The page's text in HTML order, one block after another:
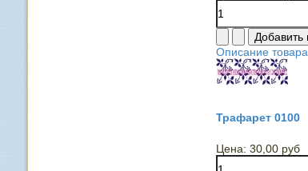
Описание товара
Трафарет 0100
Цена: 30,00 руб